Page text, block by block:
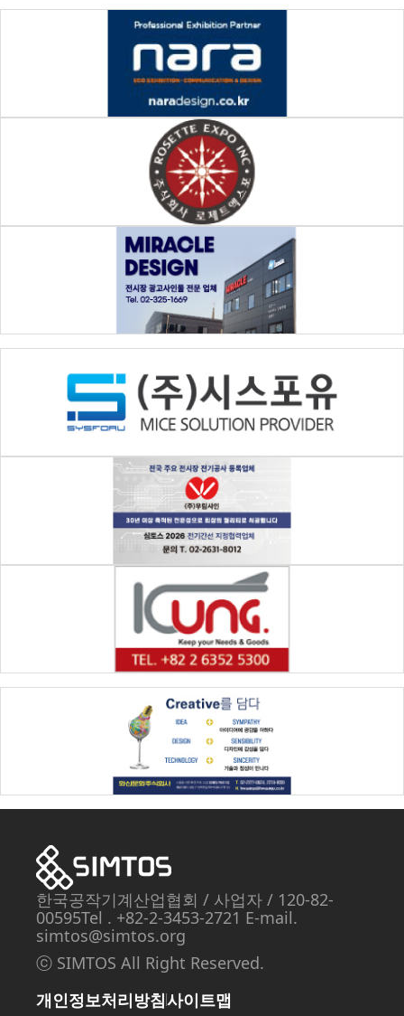
한국공작기계산업협회 / 사업자 / 120-82-
00595Tel . +82-2-3453-2721 E-mail.
simtos@simtos.org
ⓒ SIMTOS All Right Reserved.
개인정보처리방침사이트맵